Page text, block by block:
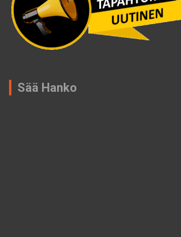
Sää Hanko